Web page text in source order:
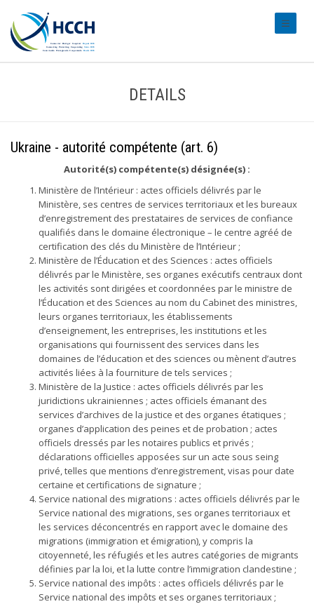
DETAILS
Ukraine - autorité compétente (art. 6)
Autorité(s) compétente(s) désignée(s) :
Ministère de l’Intérieur : actes officiels délivrés par le
Ministère, ses centres de services territoriaux et les bureaux
d’enregistrement des prestataires de services de confiance
qualifiés dans le domaine électronique – le centre agréé de
certification des clés du Ministère de l’Intérieur ;
Ministère de l’Éducation et des Sciences : actes officiels
délivrés par le Ministère, ses organes exécutifs centraux dont
les activités sont dirigées et coordonnées par le ministre de
l’Éducation et des Sciences au nom du Cabinet des ministres,
leurs organes territoriaux, les établissements
d’enseignement, les entreprises, les institutions et les
organisations qui fournissent des services dans les
domaines de l’éducation et des sciences ou mènent d’autres
activités liées à la fourniture de tels services ;
Ministère de la Justice : actes officiels délivrés par les
juridictions ukrainiennes ; actes officiels émanant des
services d’archives de la justice et des organes étatiques ;
organes d’application des peines et de probation ; actes
officiels dressés par les notaires publics et privés ;
déclarations officielles apposées sur un acte sous seing
privé, telles que mentions d’enregistrement, visas pour date
certaine et certifications de signature ;
Service national des migrations : actes officiels délivrés par le
Service national des migrations, ses organes territoriaux et
les services déconcentrés en rapport avec le domaine des
migrations (immigration et émigration), y compris la
citoyenneté, les réfugiés et les autres catégories de migrants
définies par la loi, et la lutte contre l’immigration clandestine ;
Service national des impôts : actes officiels délivrés par le
Service national des impôts et ses organes territoriaux ;